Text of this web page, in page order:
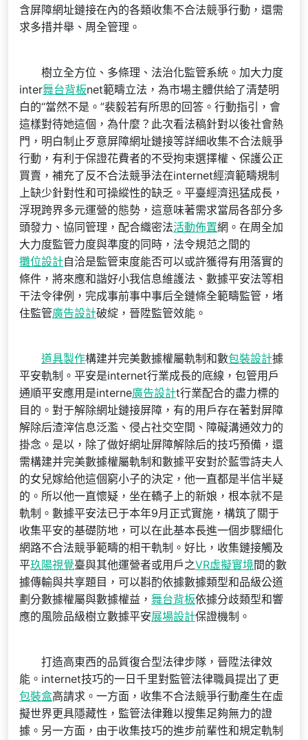
含屏障網址鏈接在內的各類收集不合法競爭行動，還需
求多措并舉、周全管理。
樹立全方位、多條理、法治化監管系統。加大力度
inter舞台背板net範疇立法，為市場主體供給了清楚明
白的“當然不是。”裴毅若有所思的回答。行動指引，會
這樣對待她這個，為什麼？此次看法稿針對以後社會熱
門，明白制止歹意屏障網址鏈接等詳細收集不合法競爭
行動，有利于保證花費者的不受拘束選擇權、保護公正
買賣，補充了反不合法競爭法在internet經濟範疇規制
上缺少針對性和可操縱性的缺乏。平臺經濟迅猛成長，
浮現跨界多元運營的態勢，這意味著需求當局各部分多
頭發力、協同管理，配合織密法活動佈置網。在周全加
大力度監管力度與準度的同時，法令規范之間的
攤位設計自洽是監管束度能否可以或許獲得有用落實的
條件，將來應和諧好小我信息維護法、數據平安法等相
干法令律例，完成事前事中事后全鏈條全範疇監管，堵
住監管廣告設計破綻，晉陞監管效能。
道具製作構建并完美數據權屬軌制和數包裝設計據
平安軌制。平安是internet行業成長的底線，包管用戶
通順平安應用是interne廣告設計t行業配合的盡力標的
目的。對于解除網址鏈接屏障，有的用戶存在著對屏障
解除后渣滓信息泛濫、侵占社交空間、障礙溝通效力的
掛念。是以，除了做好網址屏障解除后的技巧預備，還
需構建并完美數據權屬軌制和數據平安對於藍雪詩夫人
的女兒嫁給他這個窮小子的決定，他一直都是半信半疑
的。所以他一直懷疑，坐在轎子上的新娘，根本就不是
軌制。數據平安法已于本年9月正式實施，構筑了關于
收集平安的基礎防地，可以在此基本長進一個步驟細化
網路不合法競爭範疇的相干軌制。好比，收集鏈接觸及
平玖陽視覺臺與其他運營者或用戶之VR虛擬實境間的數
據傳輸與共享題目，可以斟酌依據數據類型和品級公道
劃分數據權屬與數據權益， 舞台背板依據分歧類型和響
應的風險品級樹立數據平安展場設計保證機制。
打造高東西的品質復合型法律步隊，晉陞法律效
能。internet技巧的一日千里對監管法律職員提出了更
包裝盒高請求。一方面，收集不合法競爭行動產生在虛
擬世界更具隱藏性，監管法律難以搜集足夠無力的證
據。另一方面，由于收集技巧的進步前輩性和規定軌制